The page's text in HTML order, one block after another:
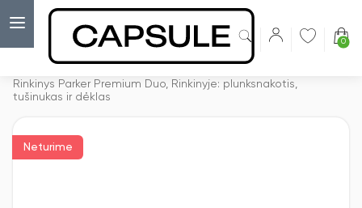
0
Rinkinys Parker Premium Duo, Rinkinyje: plunksnakotis,
tušinukas ir dėklas
Neturime